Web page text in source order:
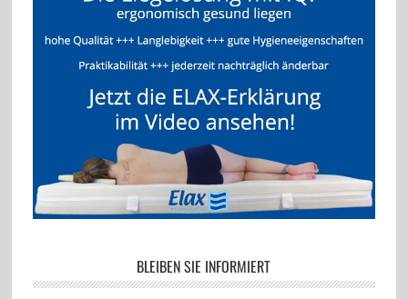
BLEIBEN SIE INFORMIERT